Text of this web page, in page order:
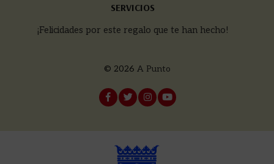
SERVICIOS
¡Felicidades por este regalo que te han hecho!
© 2026 A Punto